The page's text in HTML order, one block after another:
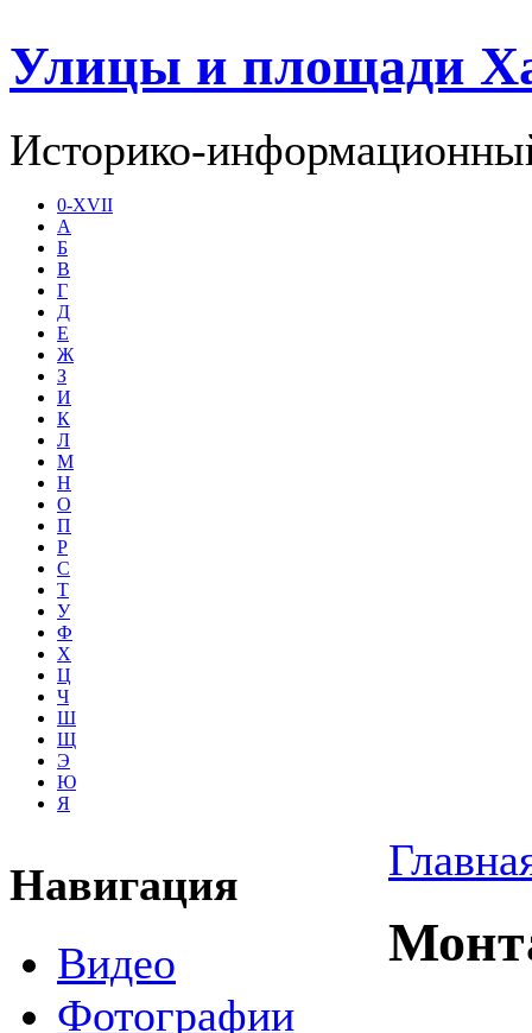
Улицы и площади
Историко-
0-XVII
А
Б
В
Г
Д
Е
Ж
З
И
К
Л
М
Н
О
П
Р
С
Т
У
Ф
Х
Ц
Ч
Ш
Щ
Э
Ю
Я
Навигация
Видео
Фотографии